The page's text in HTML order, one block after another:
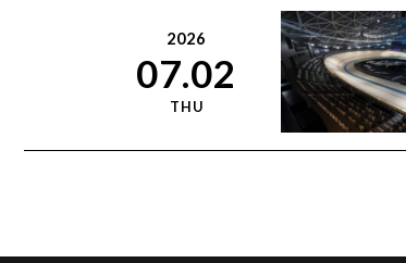
2026
07.02
THU